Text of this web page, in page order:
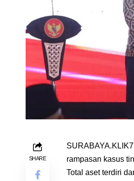
SHARE
rampasan kasus
Total aset terdiri